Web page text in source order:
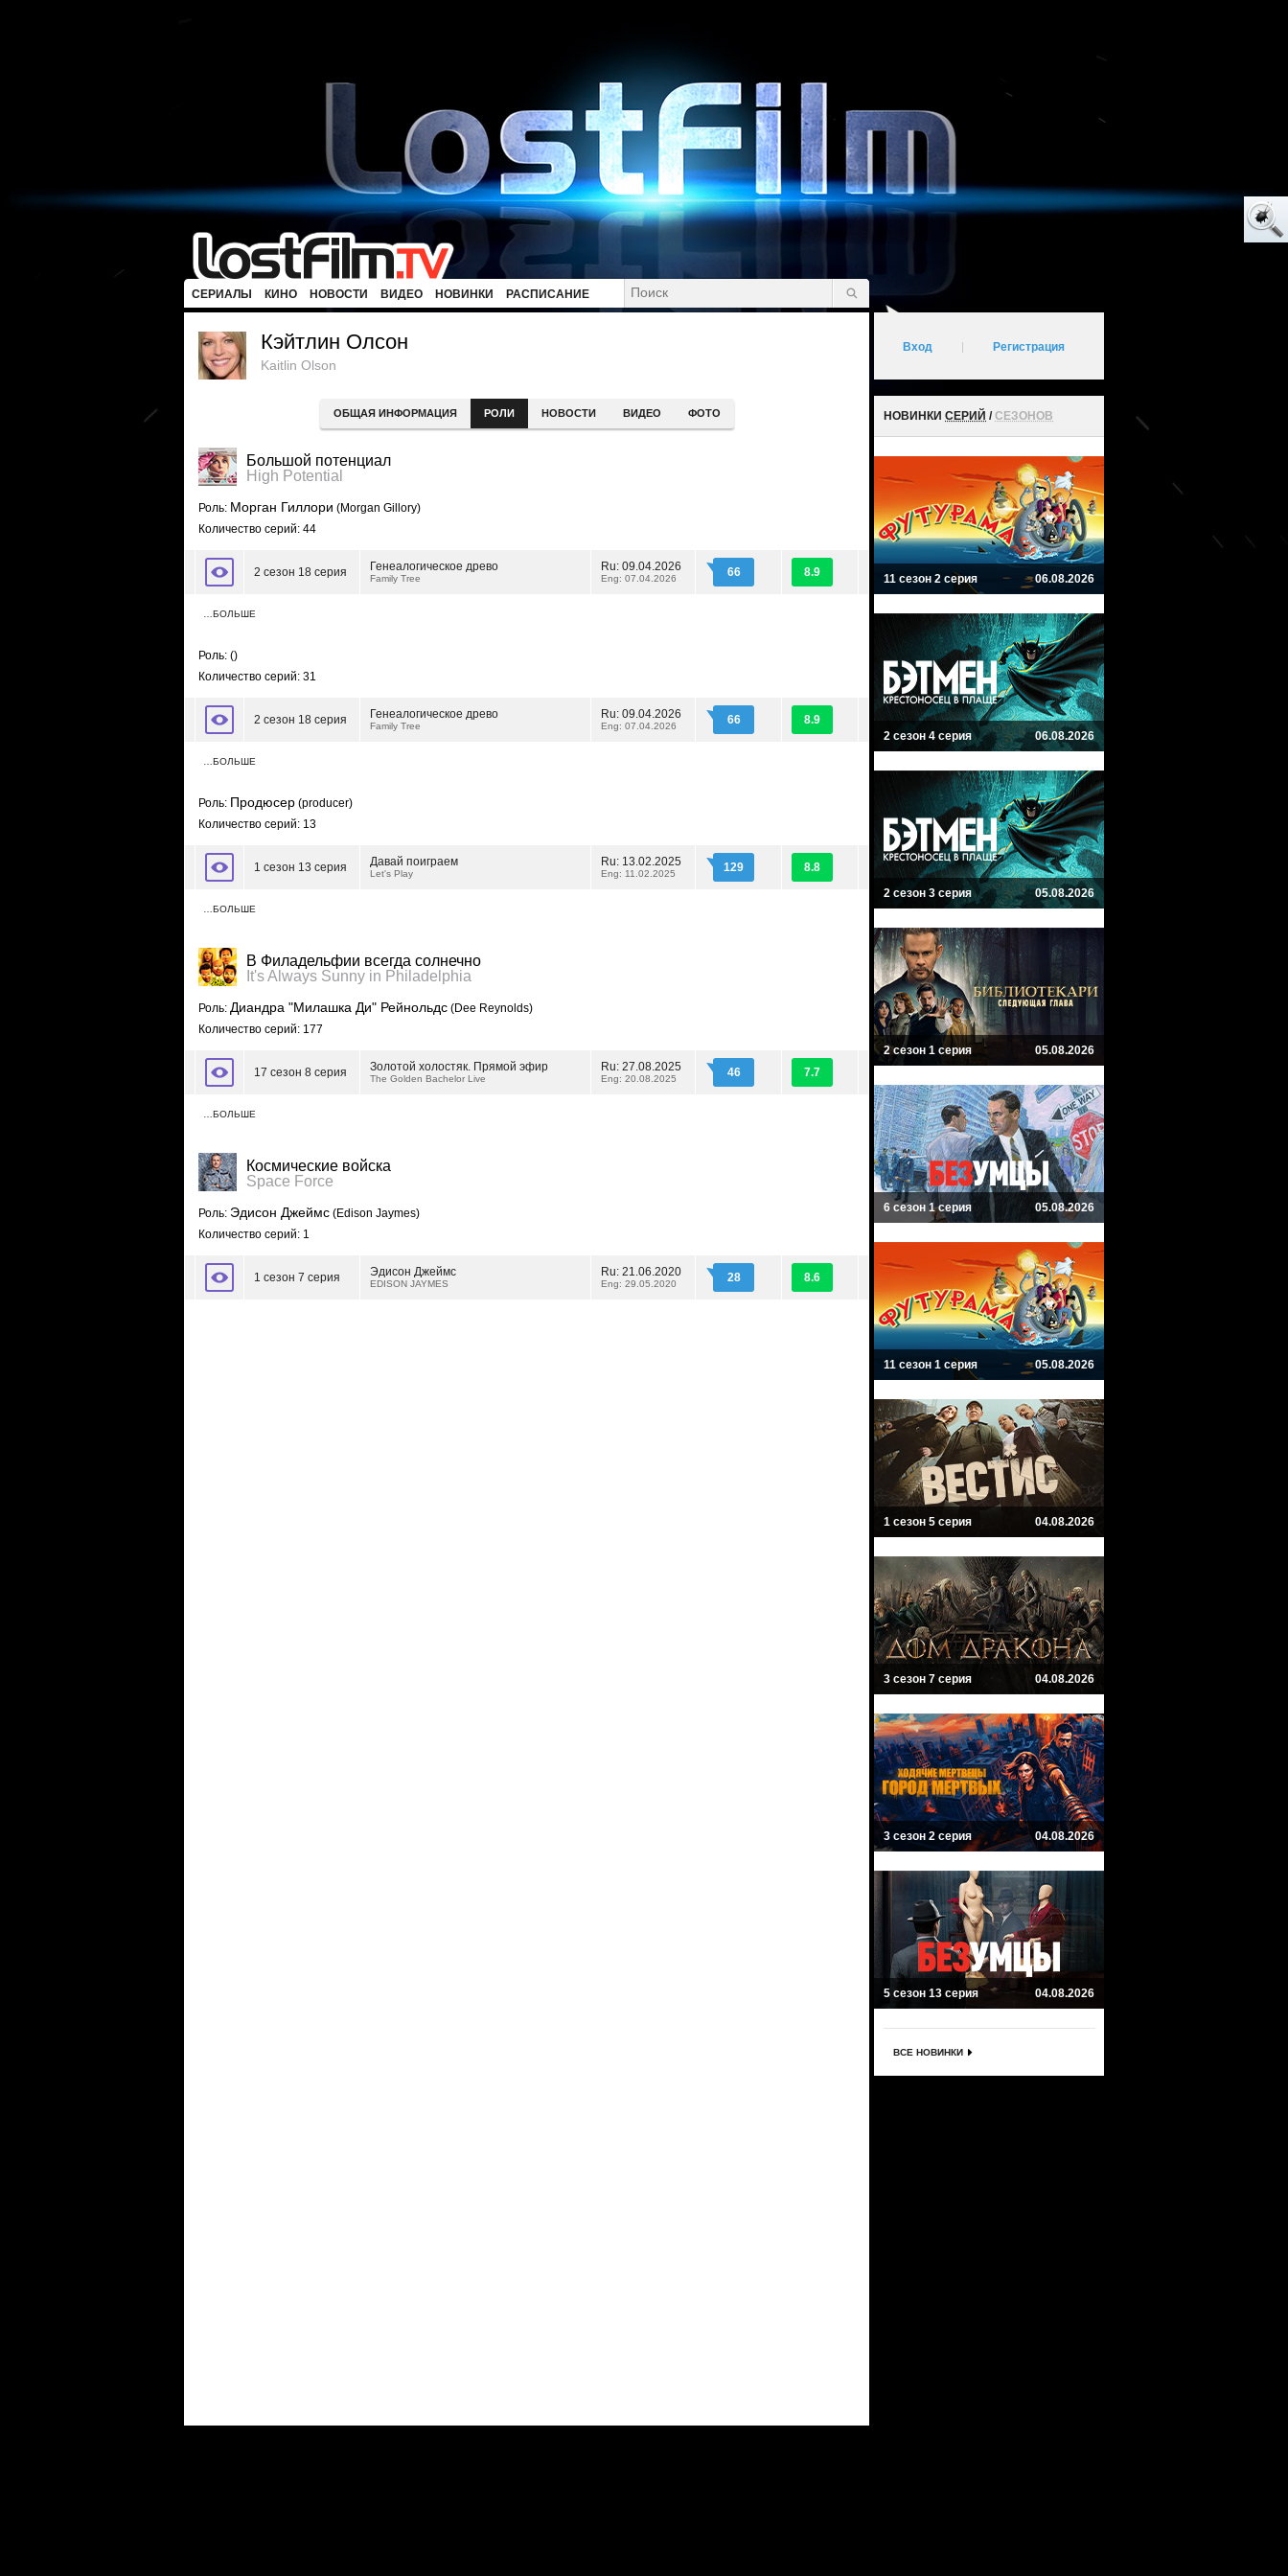
СЕРИАЛЫ КИНО НОВОСТИ ВИДЕО НОВИНКИ РАСПИСАНИЕ
Кэйтлин Олсон
Kaitlin Olson
ОБЩАЯ ИНФОРМАЦИЯ РОЛИ НОВОСТИ ВИДЕО ФОТО
Большой потенциал
High Potential
Роль: Морган Гиллори (Morgan Gillory)
Количество серий: 44
2 сезон 18 серия Генеалогическое древо
Family Tree
Ru: 09.04.2026
Eng: 07.04.2026 66 8.9
…БОЛЬШЕ
Роль: ()
Количество серий: 31
2 сезон 18 серия Генеалогическое древо
Family Tree
Ru: 09.04.2026
Eng: 07.04.2026 66 8.9
…БОЛЬШЕ
Роль: Продюсер (producer)
Количество серий: 13
1 сезон 13 серия Давай поиграем
Let's Play
Ru: 13.02.2025
Eng: 11.02.2025 129 8.8
…БОЛЬШЕ
В Филадельфии всегда солнечно
It's Always Sunny in Philadelphia
Роль: Диандра "Милашка Ди" Рейнольдс (Dee Reynolds)
Количество серий: 177
17 сезон 8 серия Золотой холостяк. Прямой эфир
The Golden Bachelor Live
Ru: 27.08.2025
Eng: 20.08.2025 46 7.7
…БОЛЬШЕ
Космические войска
Space Force
Роль: Эдисон Джеймс (Edison Jaymes)
Количество серий: 1
1 сезон 7 серия Эдисон Джеймс
EDISON JAYMES
Ru: 21.06.2020
Eng: 29.05.2020 28 8.6
Вход Регистрация
НОВИНКИ СЕРИЙ /СЕЗОНОВ
11 сезон 2 серия 06.08.2026
2 сезон 4 серия 06.08.2026
2 сезон 3 серия 05.08.2026
2 сезон 1 серия 05.08.2026
6 сезон 1 серия 05.08.2026
11 сезон 1 серия 05.08.2026
1 сезон 5 серия 04.08.2026
3 сезон 7 серия 04.08.2026
3 сезон 2 серия 04.08.2026
5 сезон 13 серия 04.08.2026
ВСЕ НОВИНКИ